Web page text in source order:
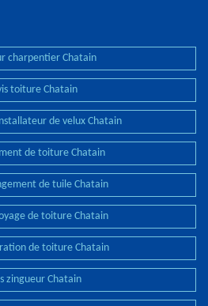
charpentier Chatain
toiture Chatain
de velux Chatain
de toiture Chatain
de tuile Chatain
de toiture Chatain
de toiture Chatain
zingueur Chatain